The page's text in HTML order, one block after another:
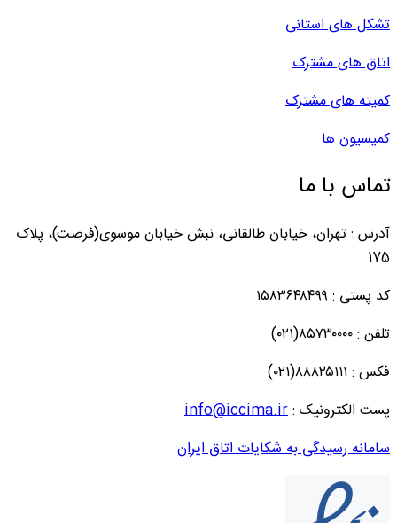
تشکل های استانی
اتاق های مشترک
کمیته های مشترک
کمیسیون ها
تماس با ما
آدرس : تهران، خیابان طالقانی، نبش خیابان موسوی(فرصت)، پلاک
175
کد پستی : ۱۵۸۳۶۴۸۴۹۹
تلفن : ۸۵۷۳۰۰۰۰(۰۲۱)
فکس : ۸۸۸۲۵۱۱۱(۰۲۱)
پست الکترونیک :info@iccima.ir
سامانه رسیدگی به شکایات اتاق ایران